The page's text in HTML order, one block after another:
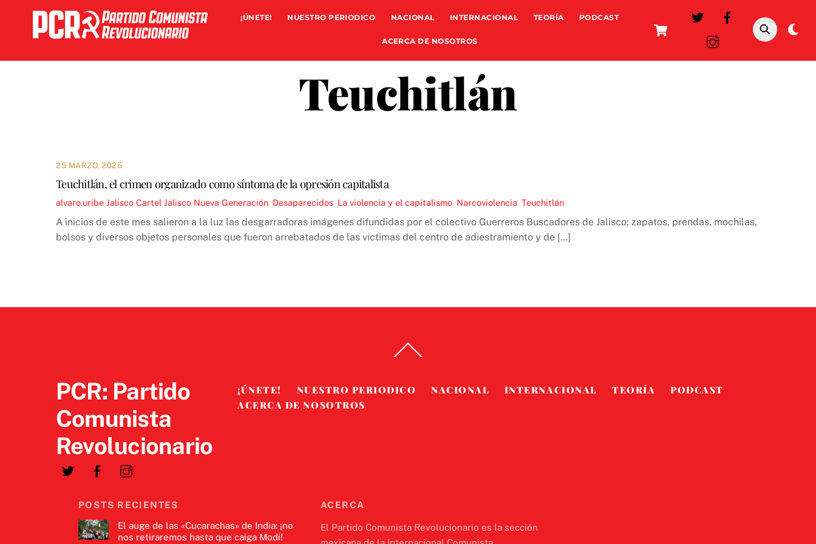
content
Cart
¡ÚNETE! NUESTRO PERIODICO NACIONAL INTERNACIONAL TEORÍA PODCAST
ACERCA DE NOSOTROS
Teuchitlán
25 MARZO, 2025
Teuchitlán, el crimen organizado como síntoma de la opresión capitalista
alvaro.uribe Jalisco Cartel Jalisco Nueva Generación Desaparecidos La violencia y el capitalismo Narcoviolencia Teuchitlán
A inicios de este mes salieron a la luz las desgarradoras imágenes difundidas por el colectivo Guerreros Buscadores de Jalisco; zapatos, prendas, mochilas,
bolsos y diversos objetos personales que fueron arrebatados de las victimas del centro de adiestramiento y de […]
To
PCR: Partido
Comunista
Revolucionario
¡ÚNETE! NUESTRO PERIODICO NACIONAL INTERNACIONAL TEORÍA
PODCAST
ACERCA DE NOSOTROS
POSTS RECIENTES
El auge de las «Cucarachas» de India: ¡no
nos retiraremos hasta que caiga Modi!
ACERCA
El Partido Comunista Revolucionario es la sección